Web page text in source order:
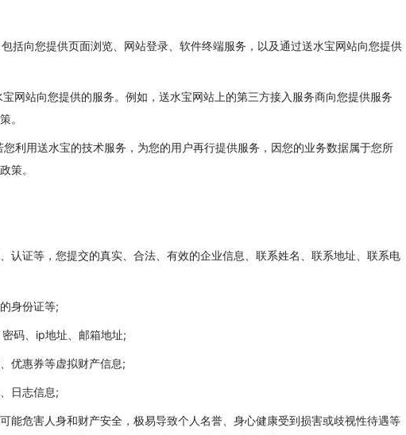
括向您提供页面浏览、网站登录、软件终端服务，以及通过送水宝网站向您提供
网站向您提供的服务。例如，送水宝网站上的第三方接入服务商向您提供服务
。
利用送水宝的技术服务，为您的用户再行提供服务，因您的业务数据属于您所
策。
认证等，您提交的真实、合法、有效的企业信息、联系姓名、联系地址、联系电
身份证等;
码、ip地址、邮箱地址;
优惠券等虚拟财产信息;
日志信息;
能危害人身和财产安全，极易导致个人名誉、身心健康受到损害或歧视性待遇等